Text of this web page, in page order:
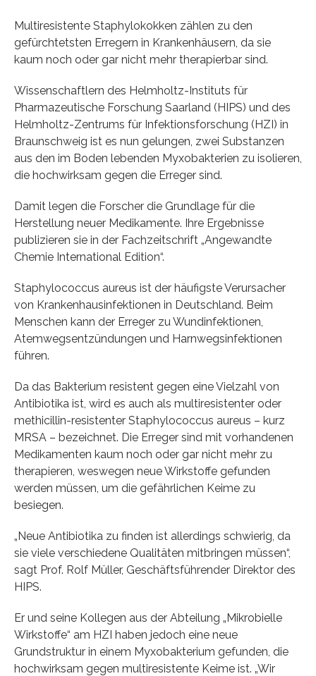
Multiresistente Staphylokokken zählen zu den
gefürchtetsten Erregern in Krankenhäusern, da sie
kaum noch oder gar nicht mehr therapierbar sind.
Wissenschaftlern des Helmholtz-Instituts für
Pharmazeutische Forschung Saarland (HIPS) und des
Helmholtz-Zentrums für Infektionsforschung (HZI) in
Braunschweig ist es nun gelungen, zwei Substanzen
aus den im Boden lebenden Myxobakterien zu isolieren,
die hochwirksam gegen die Erreger sind.
Damit legen die Forscher die Grundlage für die
Herstellung neuer Medikamente. Ihre Ergebnisse
publizieren sie in der Fachzeitschrift „Angewandte
Chemie International Edition“.
Staphylococcus aureus ist der häufigste Verursacher
von Krankenhausinfektionen in Deutschland. Beim
Menschen kann der Erreger zu Wundinfektionen,
Atemwegsentzündungen und Harnwegsinfektionen
führen.
Da das Bakterium resistent gegen eine Vielzahl von
Antibiotika ist, wird es auch als multiresistenter oder
methicillin-resistenter Staphylococcus aureus – kurz
MRSA – bezeichnet. Die Erreger sind mit vorhandenen
Medikamenten kaum noch oder gar nicht mehr zu
therapieren, weswegen neue Wirkstoffe gefunden
werden müssen, um die gefährlichen Keime zu
besiegen.
„Neue Antibiotika zu finden ist allerdings schwierig, da
sie viele verschiedene Qualitäten mitbringen müssen“,
sagt Prof. Rolf Müller, Geschäftsführender Direktor des
HIPS.
Er und seine Kollegen aus der Abteilung „Mikrobielle
Wirkstoffe“ am HZI haben jedoch eine neue
Grundstruktur in einem Myxobakterium gefunden, die
hochwirksam gegen multiresistente Keime ist. „Wir